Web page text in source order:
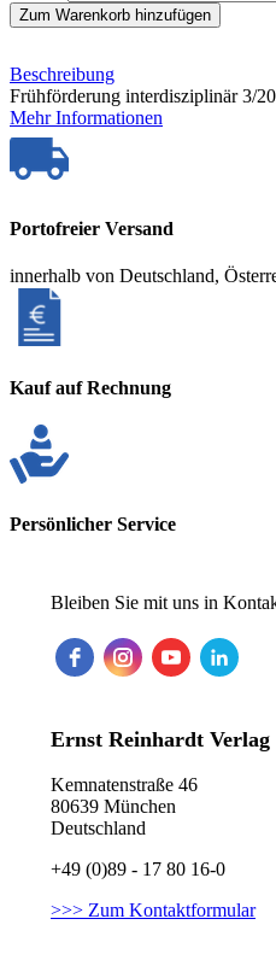
Zum Warenkorb hinzufügen
Beschreibung
Frühförderung interdisziplinär 3/
Mehr Informationen
Portofreier Versand
innerhalb von Deutschland,
Kauf auf Rechnung
Persönlicher Service
Bleiben Sie mit uns in
Ernst Reinhardt Verlag
Kemnatenstraße 46
80639 München
Deutschland
+49 (0)89 - 17 80 16-0
>>> Zum Kontaktformular